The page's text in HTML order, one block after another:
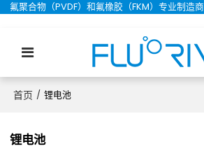
氟聚合物（PVDF）和氟橡胶（FKM）专业制造商
首页 / 锂电池
锂电池